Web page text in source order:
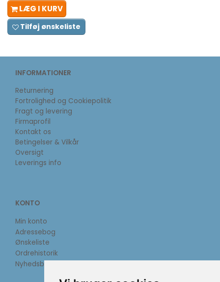
LÆG I KURV
Tilføj ønskeliste
INFORMATIONER
Returnering
Fortrolighed og Cookiepolitik
Fragt og levering
Firmaprofil
Kontakt os
Betingelser & Vilkår
Oversigt
Leverings info
KONTO
Min konto
Adressebog
Ønskeliste
Ordrehistorik
Nyhedsbrev